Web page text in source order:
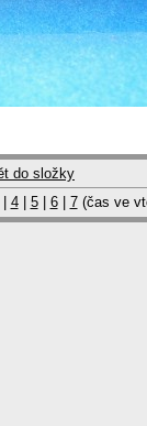
do složky
4| 5| 6| 7(čas ve